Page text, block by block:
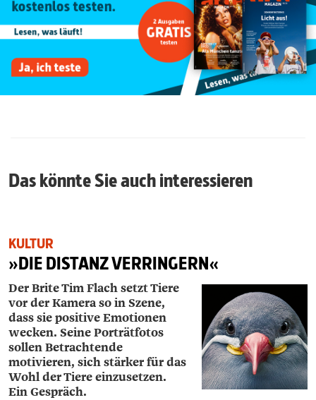
Das könnte Sie auch interessieren
KULTUR
»DIE DISTANZ VERRINGERN«
Der Brite Tim Flach setzt Tiere
vor der Kamera so in Szene,
dass sie positive Emotionen
wecken. Seine Porträtfotos
sollen Betrachtende
motivieren, sich stärker für das
Wohl der Tiere einzusetzen.
Ein Gespräch.